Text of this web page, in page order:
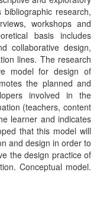
research,
workshops and
basis includes
collaborative design,
lines. The research
model for design of
the planned and
involved in the
(teachers, content
learner and indicates
that this model will
and design in order to
the design practice of
Conceptual model.